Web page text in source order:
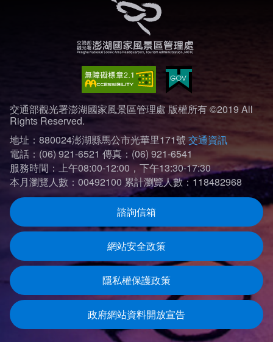
交通部觀光署澎湖國家風景區管理處 版權所有 ©2019 All
Rights Reserved.
地址：880024澎湖縣馬公市光華里171號 交通資訊
電話：(06) 921-6521 傳真：(06) 921-6541
服務時間：上午08:00-12:00，下午13:30-17:30
本月瀏覽人數：00492100 累計瀏覽人數：118482968
諮詢信箱
網站安全政策
隱私權保護政策
政府網站資料開放宣告